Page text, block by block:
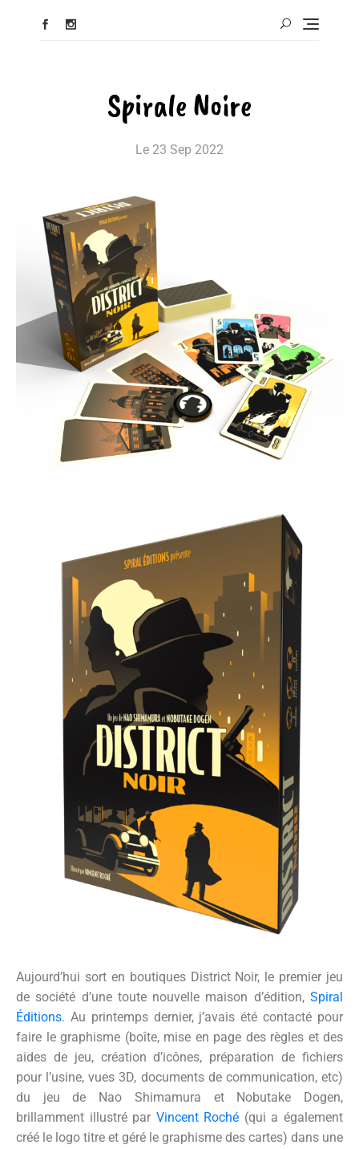
Spirale Noire
Le 23 Sep 2022
Aujourd’hui sort en boutiques District Noir, le premier jeu
de société d’une toute nouvelle maison d’édition, Spiral
Éditions. Au printemps dernier, j’avais été contacté pour
faire le graphisme (boîte, mise en page des règles et des
aides de jeu, création d’icônes, préparation de fichiers
pour l’usine, vues 3D, documents de communication, etc)
du jeu de Nao Shimamura et Nobutake Dogen,
brillamment illustré par Vincent Roché (qui a également
créé le logo titre et géré le graphisme des cartes) dans une